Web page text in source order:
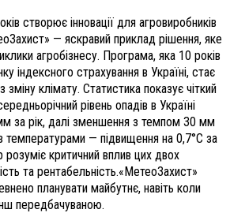
створює інновації для агровиробників
— яскравий приклад рішення, яке
агробізнесу. Програма, яка 10 років
індексного страхування в Україні, стає
клімату. Статистика показує чіткий
рівень опадів в Україні
за рік, далі зменшення з темпом 30 мм
температурами — підвищення на 0,7°С за
критичний вплив цих двох
та рентабельність.«МетеоЗахист»
планувати майбутнє, навіть коли
передбачуваною.